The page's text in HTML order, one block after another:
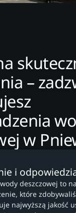
–
w
i
deszczowej to
które
najwyższą jakość